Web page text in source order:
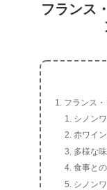
フランス
フランス
シノン
赤ワイ
多様な
食事と
シノン